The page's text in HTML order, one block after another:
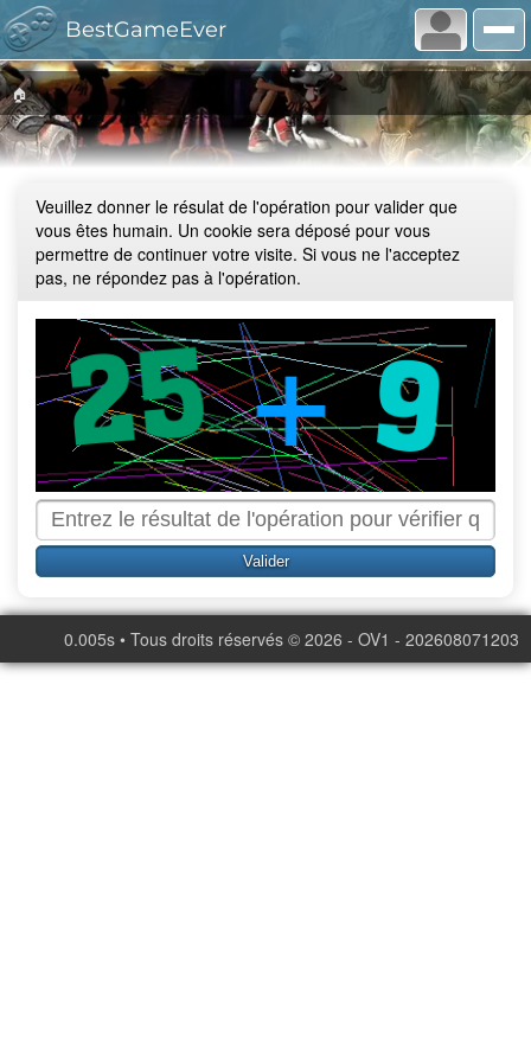
BestGameEver
🏠
Veuillez donner le résulat de l'opération pour valider que
vous êtes humain. Un cookie sera déposé pour vous
permettre de continuer votre visite. Si vous ne l'acceptez
pas, ne répondez pas à l'opération.
0.005s • Tous droits réservés © 2026 - OV1 - 202608071203